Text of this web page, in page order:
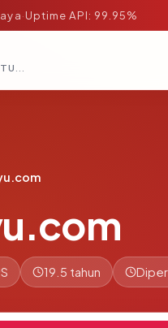
·Uptime API: 99.95%
PERIKSA APAKAH SEBUAH SITUS AMAN, TEPERCAYA, DAN TERVERIFIKASI DALAM HITUNGAN DETIK.
19.5 tahun